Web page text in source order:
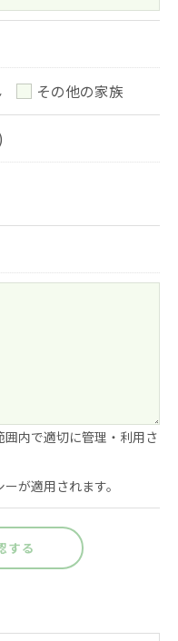
それに対応した当社
がございますので
用停止の手続につ
示･訂正･削除・利
おります。
応させて頂きま
その他の家族
内で適切に管理・利用さ
が適用されます。
質問してください！
こちら